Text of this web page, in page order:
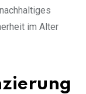
im Alter